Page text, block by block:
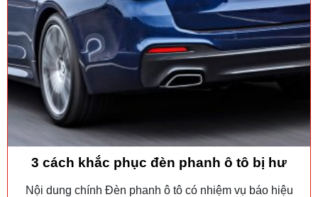
3 cách khắc phục đèn phanh ô tô bị hư
Nội dung chính Đèn phanh ô tô có nhiệm vụ báo hiệu